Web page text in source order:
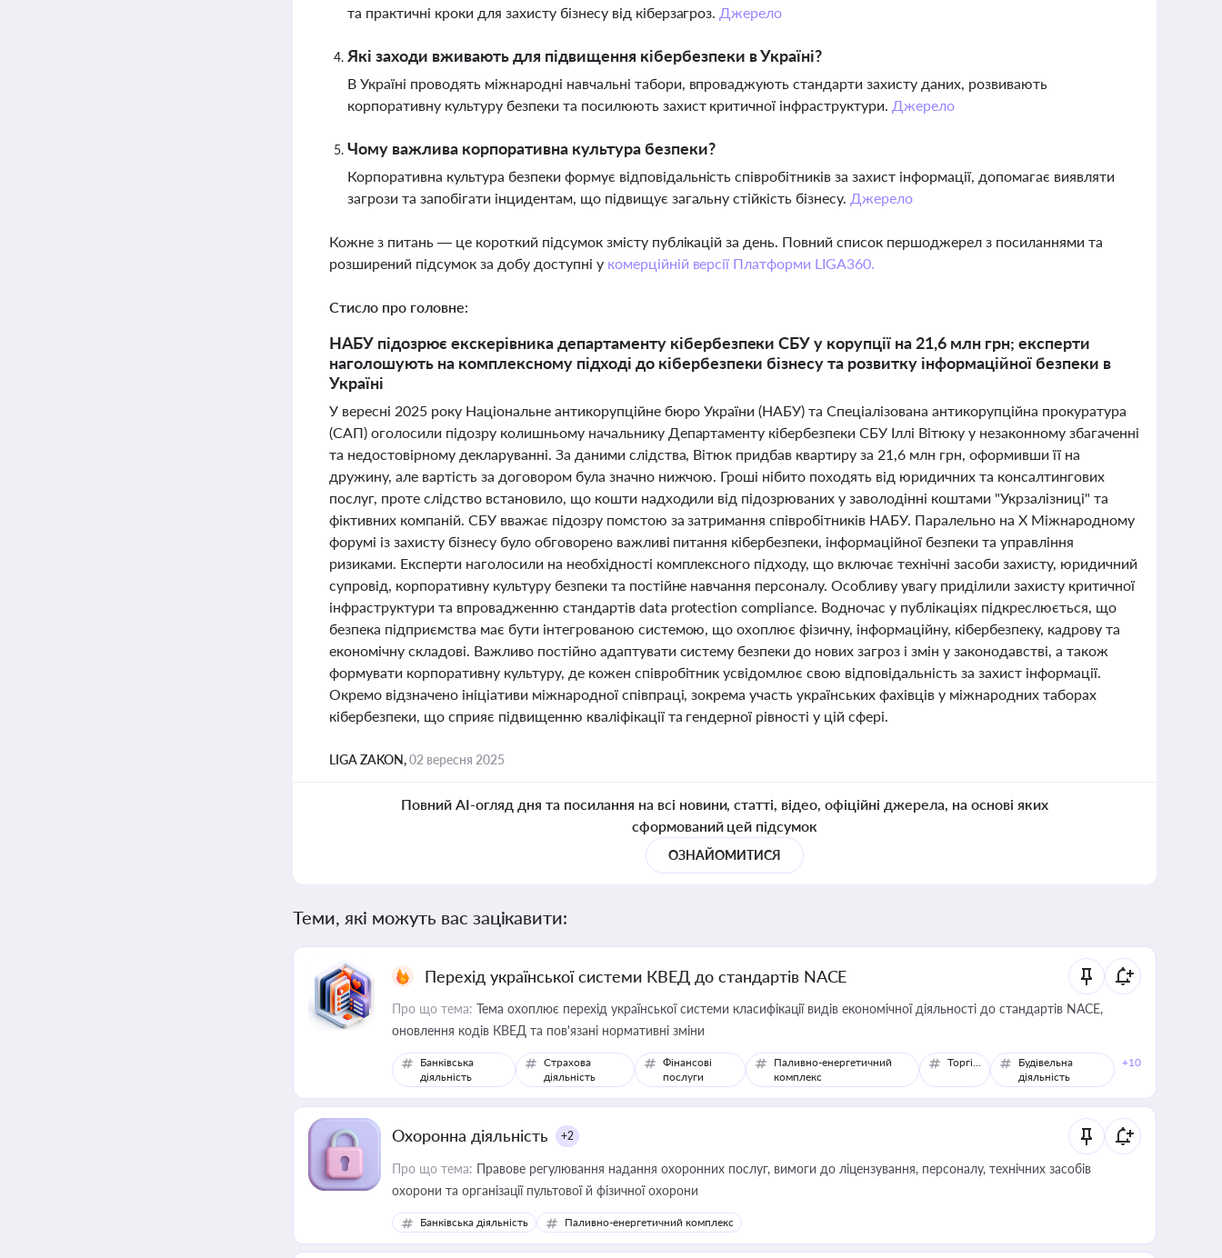
та практичні кроки для захисту бізнесу від кіберзагроз. Джерело
Які заходи вживають для підвищення кібербезпеки в Україні?
В Україні проводять міжнародні навчальні табори, впроваджують стандарти захисту даних, розвивають
корпоративну культуру безпеки та посилюють захист критичної інфраструктури. Джерело
Чому важлива корпоративна культура безпеки?
Корпоративна культура безпеки формує відповідальність співробітників за захист інформації, допомагає виявляти
загрози та запобігати інцидентам, що підвищує загальну стійкість бізнесу. Джерело
Кожне з питань — це короткий підсумок змісту публікацій за день. Повний список першоджерел з посиланнями та
розширений підсумок за добу доступні у комерційній версії Платформи LIGA360.
Стисло про головне:
НАБУ підозрює екскерівника департаменту кібербезпеки СБУ у корупції на 21,6 млн грн; експерти
наголошують на комплексному підході до кібербезпеки бізнесу та розвитку інформаційної безпеки в
Україні
У вересні 2025 року Національне антикорупційне бюро України (НАБУ) та Спеціалізована антикорупційна прокуратура
(САП) оголосили підозру колишньому начальнику Департаменту кібербезпеки СБУ Іллі Вітюку у незаконному збагаченні
та недостовірному декларуванні. За даними слідства, Вітюк придбав квартиру за 21,6 млн грн, оформивши її на
дружину, але вартість за договором була значно нижчою. Гроші нібито походять від юридичних та консалтингових
послуг, проте слідство встановило, що кошти надходили від підозрюваних у заволодінні коштами "Укрзалізниці" та
фіктивних компаній. СБУ вважає підозру помстою за затримання співробітників НАБУ. Паралельно на X Міжнародному
форумі із захисту бізнесу було обговорено важливі питання кібербезпеки, інформаційної безпеки та управління
ризиками. Експерти наголосили на необхідності комплексного підходу, що включає технічні засоби захисту, юридичний
супровід, корпоративну культуру безпеки та постійне навчання персоналу. Особливу увагу приділили захисту критичної
інфраструктури та впровадженню стандартів data protection compliance. Водночас у публікаціях підкреслюється, що
безпека підприємства має бути інтегрованою системою, що охоплює фізичну, інформаційну, кібербезпеку, кадрову та
економічну складові. Важливо постійно адаптувати систему безпеки до нових загроз і змін у законодавстві, а також
формувати корпоративну культуру, де кожен співробітник усвідомлює свою відповідальність за захист інформації.
Окремо відзначено ініціативи міжнародної співпраці, зокрема участь українських фахівців у міжнародних таборах
кібербезпеки, що сприяє підвищенню кваліфікації та гендерної рівності у цій сфері.
LIGA ZAKON,02 вересня 2025
Повний AI-огляд дня та посилання на всі новини, статті, відео, офіційні джерела, на основі яких
сформований цей підсумок
ОЗНАЙОМИТИСЯ
Теми, які можуть вас зацікавити:
Перехід української системи КВЕД до стандартів NACE
Про що тема: Тема охоплює перехід української системи класифікації видів економічної діяльності до стандартів NACE,
оновлення кодів КВЕД та пов'язані нормативні зміни
Банківська
діяльність
Страхова
діяльність
Фінансові
послуги
Паливно-енергетичний
комплекс
Торгівля
Будівельна
діяльність
+10
Охоронна діяльність +2
Про що тема: Правове регулювання надання охоронних послуг, вимоги до ліцензування, персоналу, технічних засобів
охорони та організації пультової й фізичної охорони
Банківська діяльність Паливно-енергетичний комплекс